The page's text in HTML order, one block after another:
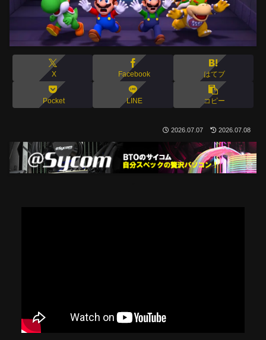
X Facebook はてブ
Pocket LINE コピー
2026.07.07 2026.07.08